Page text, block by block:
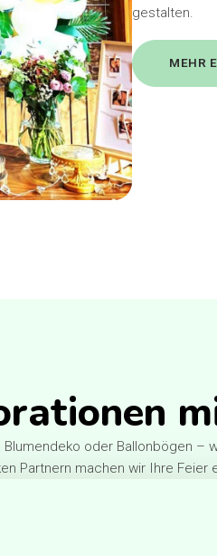
gestalten.
MEHR
oder Ballonbögen –
Partnern machen wir Ihre Feier